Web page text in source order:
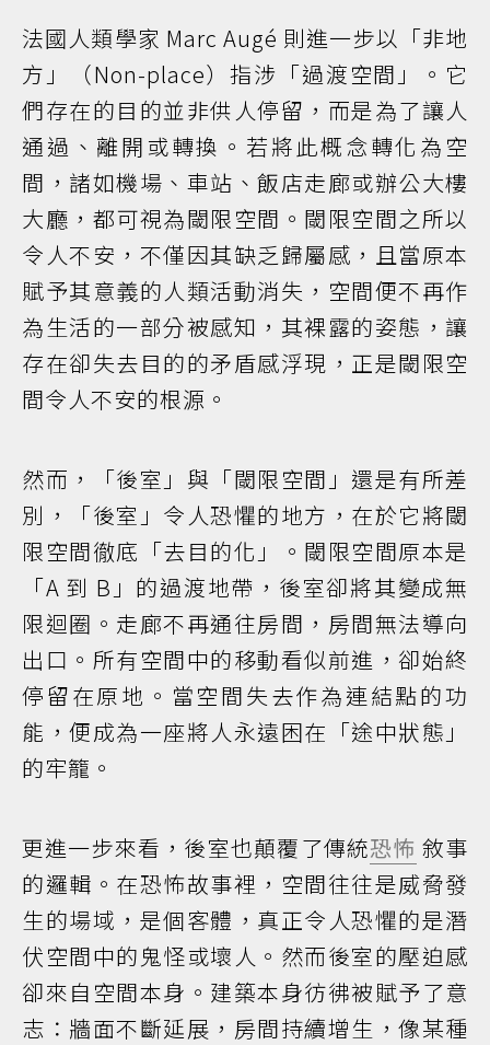
法國人類學家 Marc Augé 則進一步以「非地
方」（Non-place）指涉「過渡空間」。它
們存在的目的並非供人停留，而是為了讓人
通過、離開或轉換。若將此概念轉化為空
間，諸如機場、車站、飯店走廊或辦公大樓
大廳，都可視為閾限空間。閾限空間之所以
令人不安，不僅因其缺乏歸屬感，且當原本
賦予其意義的人類活動消失，空間便不再作
為生活的一部分被感知，其裸露的姿態，讓
存在卻失去目的的矛盾感浮現，正是閾限空
間令人不安的根源。
然而，「後室」與「閾限空間」還是有所差
別，「後室」令人恐懼的地方，在於它將閾
限空間徹底「去目的化」。閾限空間原本是
「A 到 B」的過渡地帶，後室卻將其變成無
限迴圈。走廊不再通往房間，房間無法導向
出口。所有空間中的移動看似前進，卻始終
停留在原地。當空間失去作為連結點的功
能，便成為一座將人永遠困在「途中狀態」
的牢籠。
更進一步來看，後室也顛覆了傳統恐怖 敘事
的邏輯。在恐怖故事裡，空間往往是威脅發
生的場域，是個客體，真正令人恐懼的是潛
伏空間中的鬼怪或壞人。然而後室的壓迫感
卻來自空間本身。建築本身彷彿被賦予了意
志：牆面不斷延展，房間持續增生，像某種